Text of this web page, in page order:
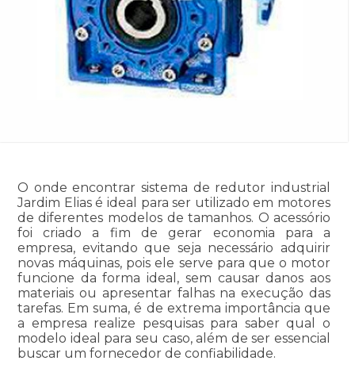
O onde encontrar sistema de redutor industrial
Jardim Elias é ideal para ser utilizado em motores
de diferentes modelos de tamanhos. O acessório
foi criado a fim de gerar economia para a
empresa, evitando que seja necessário adquirir
novas máquinas, pois ele serve para que o motor
funcione da forma ideal, sem causar danos aos
materiais ou apresentar falhas na execução das
tarefas. Em suma, é de extrema importância que
a empresa realize pesquisas para saber qual o
modelo ideal para seu caso, além de ser essencial
buscar um fornecedor de confiabilidade.